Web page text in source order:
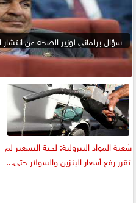
سؤال برلماني لوزير الصحة عن
شعبة المواد البترولية: لجنة التسعير لم
تقرر رفع أسعار البنزين والسولار حتى...